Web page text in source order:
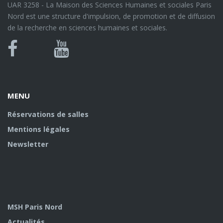
UAR 3258 - La Maison des Sciences Humaines et sociales Paris
Nord est une structure d'impulsion, de promotion et de diffusion
de la recherche en sciences humaines et sociales.
Bluesky
Canal
MENU
Réservations de salles
Mentions légales
Newsletter
MSH Paris Nord